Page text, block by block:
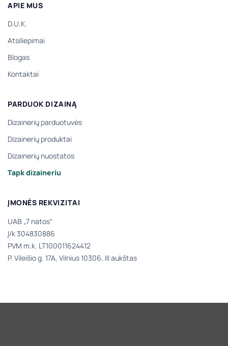
APIE MUS
D.U.K.
Atsiliepimai
Blogas
Kontaktai
PARDUOK DIZAINĄ
Dizainerių parduotuvės
Dizainerių produktai
Dizainerių nuostatos
Tapk dizaineriu
ĮMONĖS REKVIZITAI
UAB „7 natos“
Į/k 304830886
PVM m.k. LT100011624412
P. Vileišio g. 17A, Vilnius 10306, III aukštas